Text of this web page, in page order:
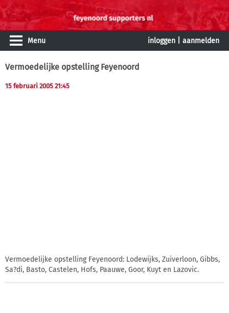
Menu inloggen aanmelden
Vermoedelijke opstelling Feyenoord
15 februari 2005 21:45
Vermoedelijke opstelling Feyenoord: Lodewijks, Zuiverloon, Gibbs,
Sa?di, Basto, Castelen, Hofs, Paauwe, Goor, Kuyt en Lazovic.